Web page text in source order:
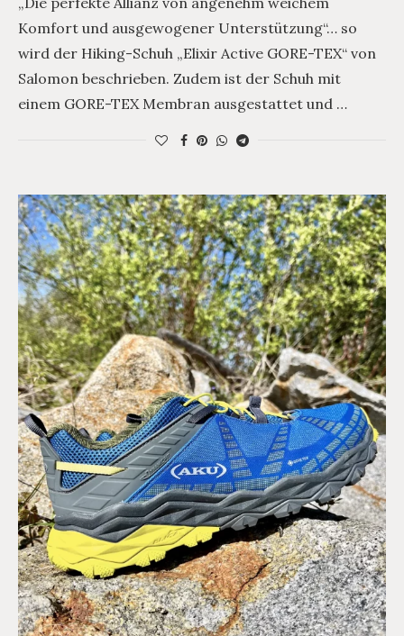
Komfort und ausgewogener Unterstützung“… so
wird der Hiking-Schuh „Elixir Active GORE-TEX“ von
Salomon beschrieben. Zudem ist der Schuh mit
einem GORE-TEX Membran ausgestattet und …